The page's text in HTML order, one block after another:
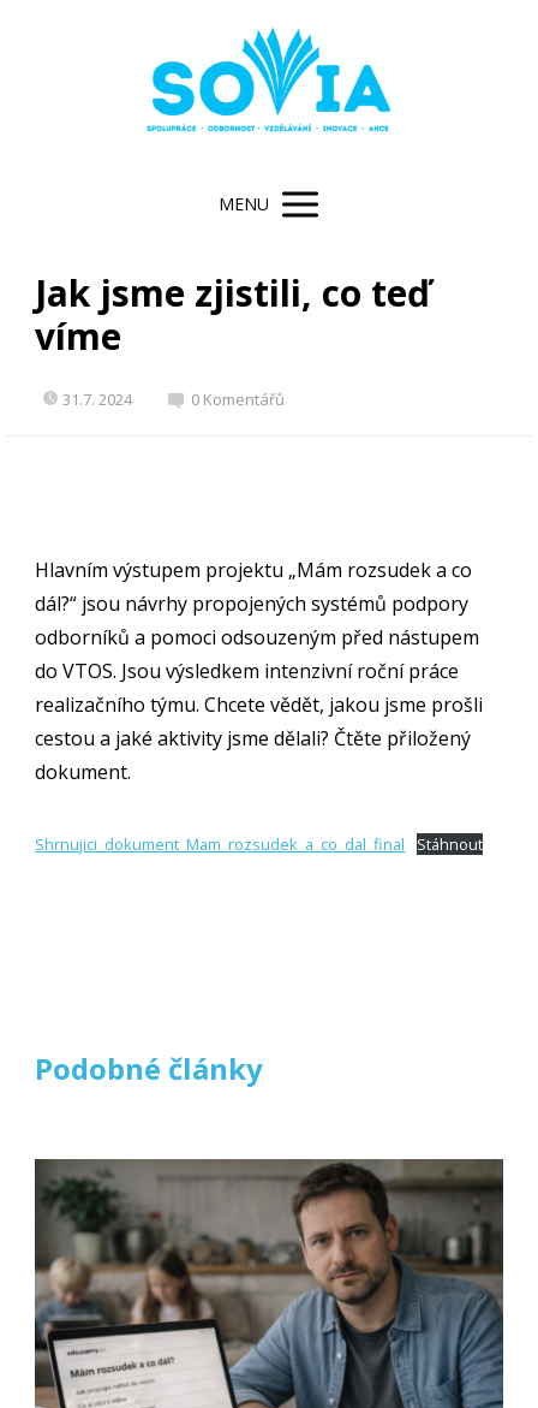
MENU
Jak jsme zjistili, co teď
víme
31.7. 2024 0 Komentářů
Hlavním výstupem projektu „Mám rozsudek a co
dál?“ jsou návrhy propojených systémů podpory
odborníků a pomoci odsouzeným před nástupem
do VTOS. Jsou výsledkem intenzivní roční práce
realizačního týmu. Chcete vědět, jakou jsme prošli
cestou a jaké aktivity jsme dělali? Čtěte přiložený
dokument.
Shrnujici_dokument_Mam_rozsudek_a_co_dal_final Stáhnout
Podobné články